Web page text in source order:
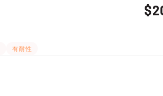
有耐性